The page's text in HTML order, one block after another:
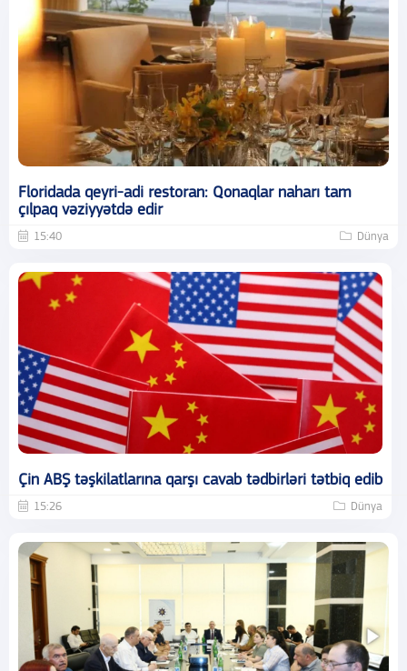
Floridada qeyri-adi restoran: Qonaqlar naharı tam
çılpaq vəziyyətdə edir
15:40 Dünya
Çin ABŞ təşkilatlarına qarşı cavab tədbirləri tətbiq edib
15:26 Dünya